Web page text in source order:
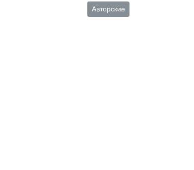
Авторские